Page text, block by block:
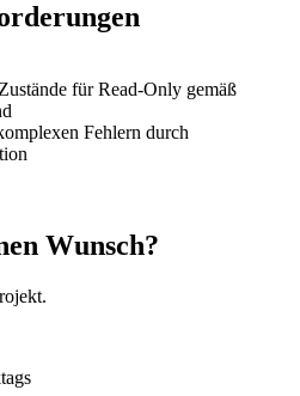
für Read-Only gemäß
Fehlern durch
Wunsch?